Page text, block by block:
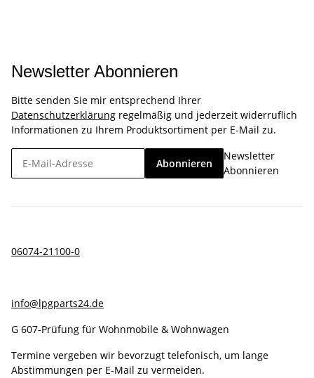
Newsletter Abonnieren
Bitte senden Sie mir entsprechend Ihrer
Datenschutzerklärung regelmäßig und jederzeit widerruflich
Informationen zu Ihrem Produktsortiment per E-Mail zu.
Abonnieren
Newsletter
Abonnieren
06074-21100-0
info@lpgparts24.de
G 607-Prüfung für Wohnmobile & Wohnwagen
Termine vergeben wir bevorzugt telefonisch, um lange
Abstimmungen per E-Mail zu vermeiden.